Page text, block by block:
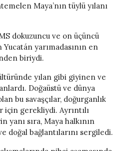
Maya’nın tüylü yılanı
dokuzuncu ve on üçüncü
yarımadasının en
biriydi.
yılan gibi giyinen ve
Doğaüstü ve dünya
bu savaşçılar, doğurganlık
gerekliydi. Ayrıntılı
yanı sıra, Maya halkının
doğal bağlantılarını sergiledi.